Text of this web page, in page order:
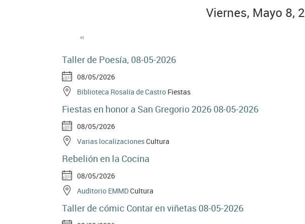
Viernes, Mayo 8,
Paginación
‹‹
Taller de Poesía, 08-05-2026
08/05/2026
Biblioteca Rosalía de Castro Fiestas
Fiestas en honor a San Gregorio 2026 08-05-2026
08/05/2026
Varias localizacionesCultura
Rebelión en la Cocina
08/05/2026
Auditorio EMMDCultura
Taller de cómic Contar en viñetas 08-05-2026